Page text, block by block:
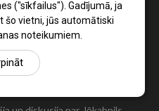
("sīkfailus"). Gadījumā, ja
vietni, jūs automātiski
noteikumiem.